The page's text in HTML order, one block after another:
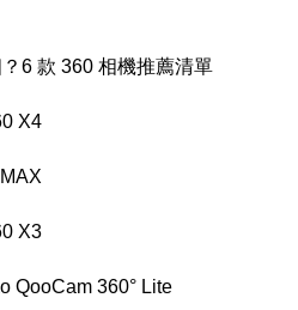
6 款 360 相機推薦清單
X4
X3
QooCam 360° Lite